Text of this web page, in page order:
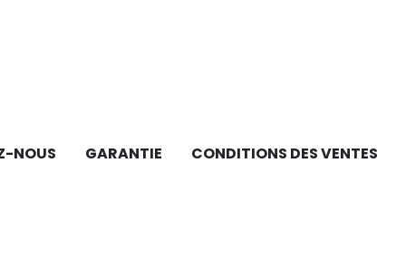
NOUS GARANTIE
CONDITIONS DES VENTES